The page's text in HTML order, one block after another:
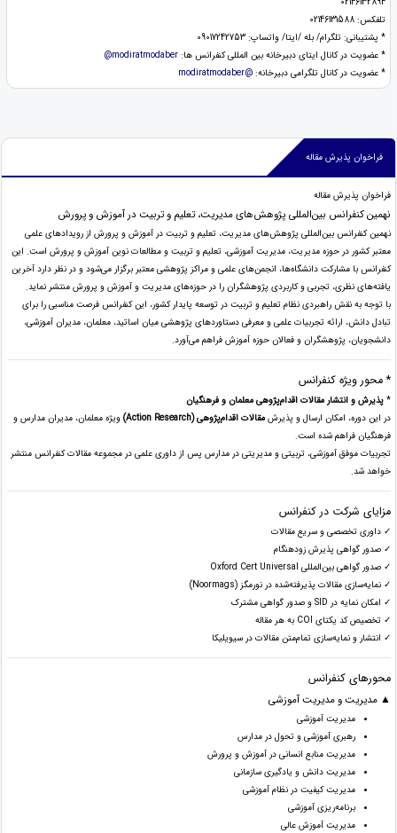
تلفکس: 02146131588
* پشتیبانی: تلگرام/ بله /ایتا/ واتساپ: 09017242753
* عضویت در کانال ایتای دبیرخانه بین المللی کنفرانس ها:modiratmodaber@
* عضويت در كانال تلگرامی دبیرخانه:@modiratmodaber
فراخوان پذیرش مقاله
فراخوان پذیرش مقاله
نهمین کنفرانس بین‌المللی پژوهش‌های مدیریت، تعلیم و تربیت در آموزش و پرورش
نهمین کنفرانس بین‌المللی پژوهش‌های مدیریت، تعلیم و تربیت در آموزش و پرورش از رویدادهای علمی
معتبر کشور در حوزه مدیریت، مدیریت آموزشی، تعلیم و تربیت و مطالعات نوین آموزش و پرورش است. این
کنفرانس با مشارکت دانشگاه‌ها، انجمن‌های علمی و مراکز پژوهشی معتبر برگزار می‌شود و در نظر دارد آخرین
یافته‌های نظری، تجربی و کاربردی پژوهشگران را در حوزه‌های مدیریت و آموزش و پرورش منتشر نماید.
با توجه به نقش راهبردی نظام تعلیم و تربیت در توسعه پایدار کشور، این کنفرانس فرصت مناسبی را برای
تبادل دانش، ارائه تجربیات علمی و معرفی دستاوردهای پژوهشی میان اساتید، معلمان، مدیران آموزشی،
دانشجویان، پژوهشگران و فعالان حوزه آموزش فراهم می‌آورد.
* محور ویژه کنفرانس
*پذیرش و انتشار مقالات اقدام‌پژوهی معلمان و فرهنگیان
در این دوره، امکان ارسال و پذیرشمقالات اقدام‌پژوهی (Action Research)
ویژه معلمان، مدیران مدارس و
فرهنگیان فراهم شده است.
تجربیات موفق آموزشی، تربیتی و مدیریتی در مدارس پس از داوری علمی در مجموعه مقالات کنفرانس منتشر
خواهد شد.
مزایای شرکت در کنفرانس
✓ داوری تخصصی و سریع مقالات
✓ صدور گواهی پذیرش زودهنگام
✓ صدور گواهی بین‌المللی Oxford Cert Universal
✓ نمایه‌سازی مقالات پذیرفته‌شده در نورمگز (Noormags)
✓ امکان نمایه در SID و صدور گواهی مشترک
✓ تخصیص کد یکتای COI به هر مقاله
✓ انتشار و نمایه‌سازی تمام‌متن مقالات در سیویلیکا
محورهای کنفرانس
▲ مدیریت و مدیریت آموزشی
مدیریت آموزشی
رهبری آموزشی و تحول در مدارس
مدیریت منابع انسانی در آموزش و پرورش
مدیریت دانش و یادگیری سازمانی
مدیریت کیفیت در نظام آموزشی
برنامه‌ریزی آموزشی
مدیریت آموزش عالی